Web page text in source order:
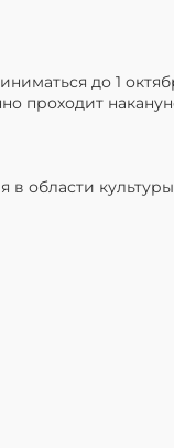
до 1
проходит
области